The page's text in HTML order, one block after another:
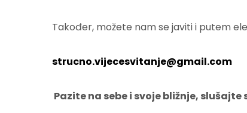
Također, možete nam se javiti i putem
strucno.vijecesvitanje@gmail.com
Pazite na sebe i svoje bližnje,